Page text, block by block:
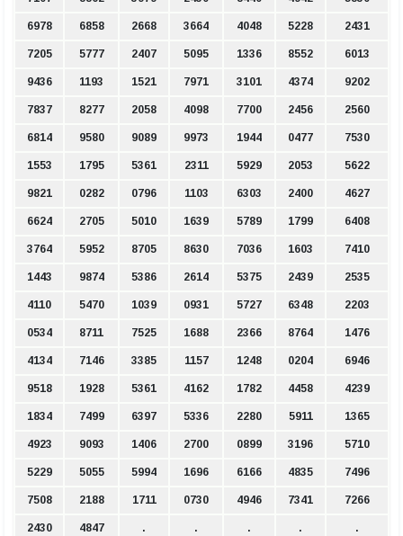
6978 6858 2668 3664 4048 5228 2431
7205 5777 2407 5095 1336 8552 6013
9436 1193 1521 7971 3101 4374 9202
7837 8277 2058 4098 7700 2456 2560
6814 9580 9089 9973 1944 0477 7530
1553 1795 5361 2311 5929 2053 5622
9821 0282 0796 1103 6303 2400 4627
6624 2705 5010 1639 5789 1799 6408
3764 5952 8705 8630 7036 1603 7410
1443 9874 5386 2614 5375 2439 2535
4110 5470 1039 0931 5727 6348 2203
0534 8711 7525 1688 2366 8764 1476
4134 7146 3385 1157 1248 0204 6946
9518 1928 5361 4162 1782 4458 4239
1834 7499 6397 5336 2280 5911 1365
4923 9093 1406 2700 0899 3196 5710
5229 5055 5994 1696 6166 4835 7496
7508 2188 1711 0730 4946 7341 7266
2430 4847 . . . . .